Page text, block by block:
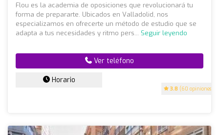
3.8 (60 opiniones)
Flou es la academia de oposiciones que revolucionará tu
forma de prepararte. Ubicados en Valladolid, nos
especializamos en ofrecerte un método de estudio que se
adapta a tus necesidades y ritmo pers... Seguir leyendo
Ver teléfono
Horario